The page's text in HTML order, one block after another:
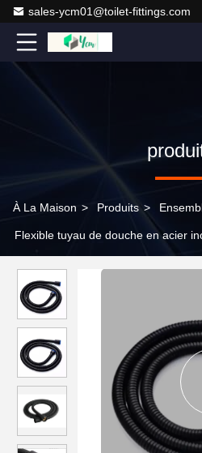
sales-ycm01@toilet-fittings.com
À La Maison > Produits >
Flexible tuyau de douche en acier
moderne